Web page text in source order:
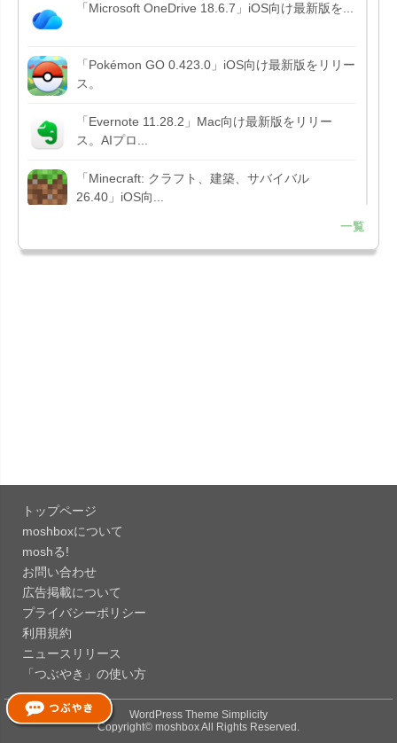
「Microsoft OneDrive 18.6.7」iOS向け最新版を...
「Pokémon GO 0.423.0」iOS向け最新版をリリー
ス。
「Evernote 11.28.2」Mac向け最新版をリリー
ス。AIプロ...
「Minecraft: クラフト、建築、サバイバル
26.40」iOS向...
151.0.7922....
「Google 翻訳 10.31.311」iOS向け最新版をリリ
ース。
「Microsoft Excel 2.112.3」iOS向け最新版をリ
リ...
ー...
一覧
トップページ
moshboxについて
moshる!
お問い合わせ
広告掲載について
プライバシーポリシー
利用規約
ニュースリリース
「つぶやき」の使い方
WordPress Theme Simplicity
Copyright© moshboxAll Rights Reserved.